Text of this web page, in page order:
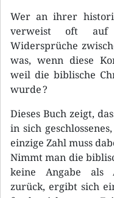
Wer an ihrer
verweist oft auf
Widersprüche
was, wenn diese
weil die biblische
wurde ?
Dieses Buch zeigt,
in sich
einzige Zahl muss
Nimmt man die
keine Angabe als
zurück, ergibt sich